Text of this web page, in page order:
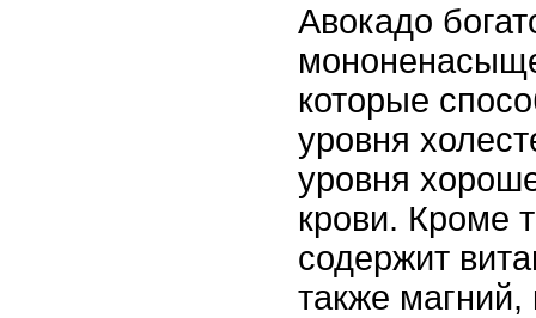
Авокадо
которые
уровня
уровня
крови. Кроме
содержит
также магний,